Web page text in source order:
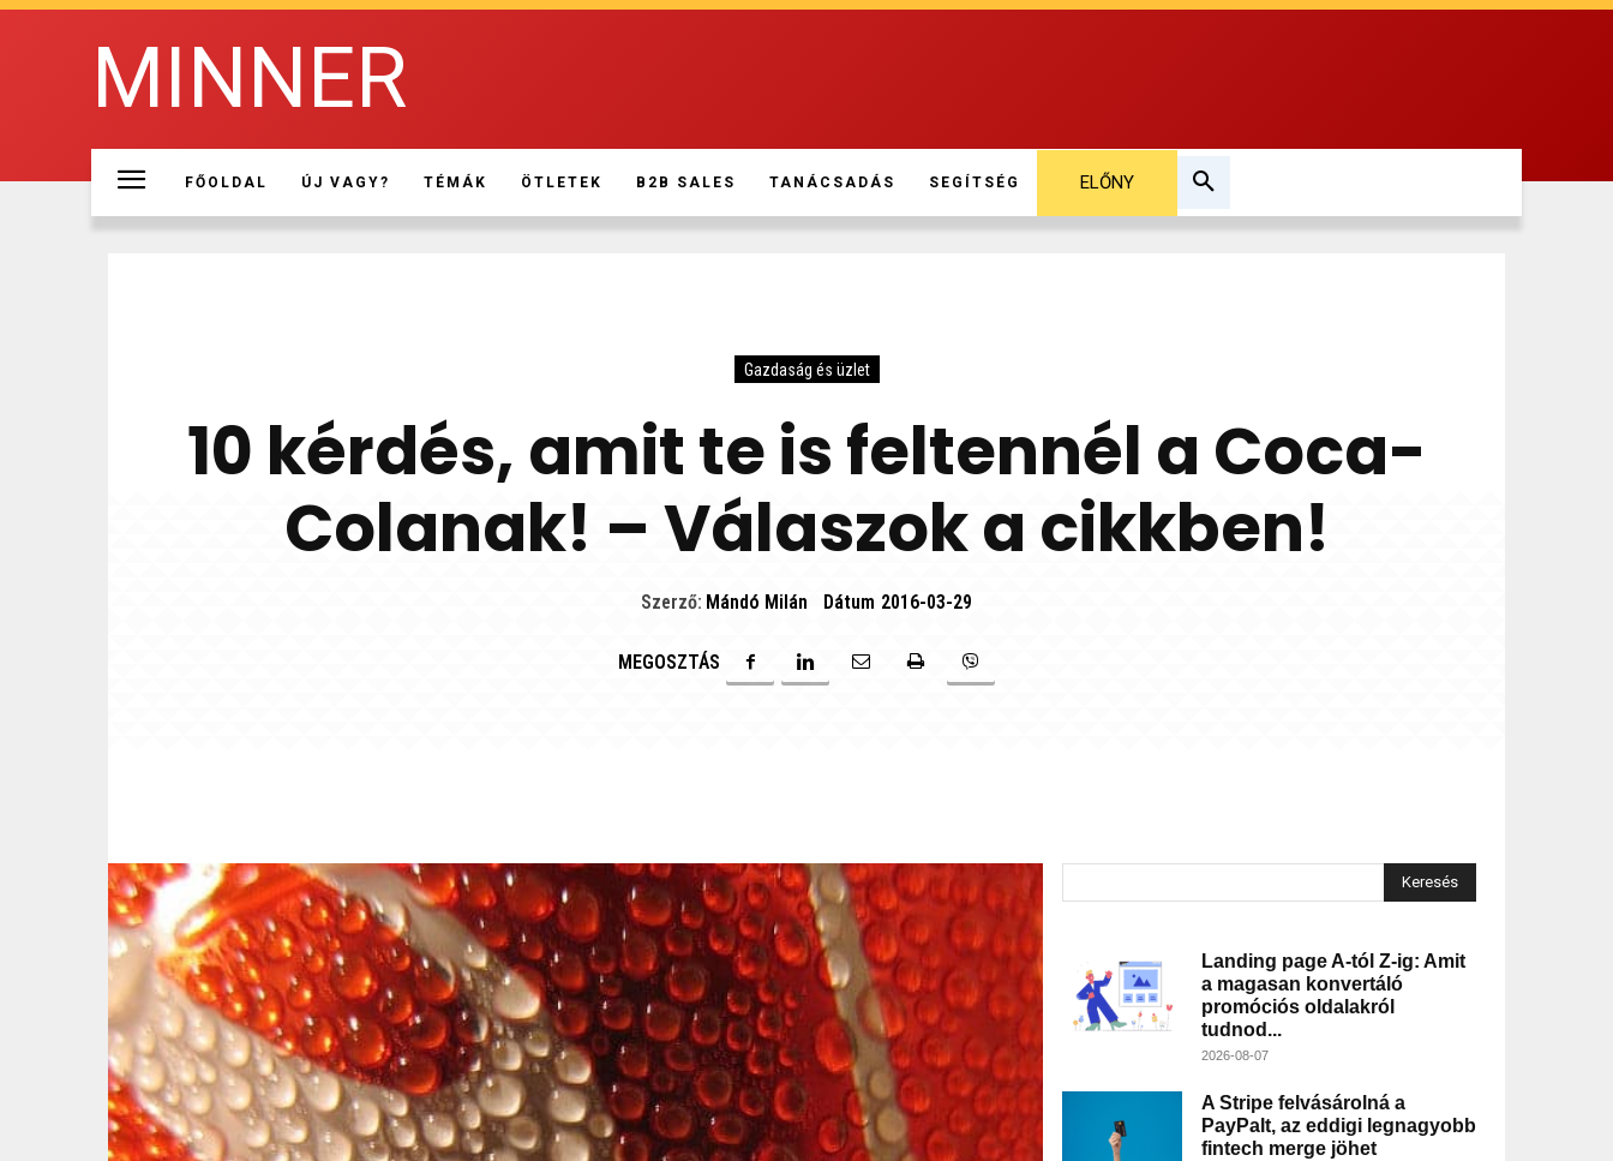
MINNER
FŐOLDAL ÚJ VAGY? TÉMÁK ÖTLETEK B2B SALES TANÁCSADÁS SEGÍTSÉG ELŐNY
Gazdaság és üzlet
10 kérdés, amit te is feltennél a Coca-
Colanak! – Válaszok a cikkben!
Szerző: Mándó Milán Dátum 2016-03-29
MEGOSZTÁS
Keresés
Landing page A-tól Z-ig: Amit
a magasan konvertáló
promóciós oldalakról
tudnod...
2026-08-07
A Stripe felvásárolná a
PayPalt, az eddigi legnagyobb
fintech merge jöhet